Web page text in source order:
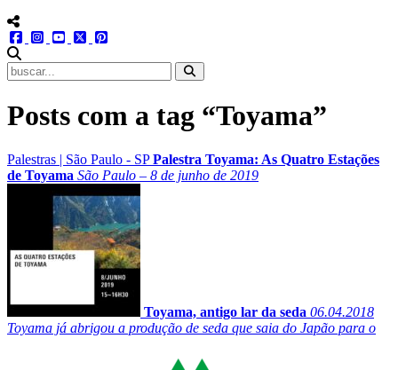
menu redes social
facebookinstagram
youtube
twitter
Posts com a tag “Toyama”
Palestras | São Paulo - SP Palestra Toyama: As Quatro Estações
de Toyama São Paulo – 8 de junho de 2019
Toyama, antigo lar da seda 06.04.2018
Toyama já abrigou a produção de seda que saia do Japão para o